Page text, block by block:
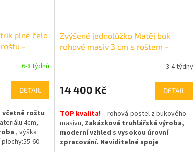
plné čelo
-
6-8 týdnů
DETAIL
včetně roštu
4cm,
, výška
60
Zvýšené jednolůžko Matěj buk
rohové masiv 3 cm s roštem -
3-4 týdny
14 400 Kč DETAIL
TOP kvalita! - rohová postel z bukového
masivu, Zakázková truhlářská výroba,
moderní vzhled s vysokou úrovní
zpracování. Neviditelné spoje